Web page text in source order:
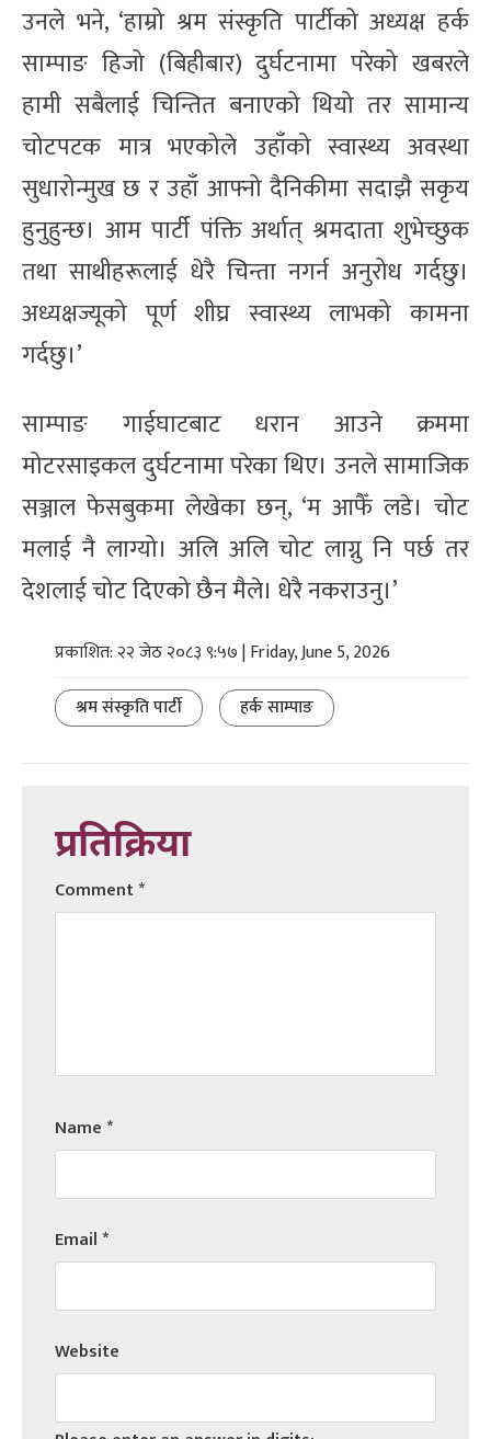
उनले भने, ‘हाम्रो श्रम संस्कृति पार्टीको अध्यक्ष हर्क
साम्पाङ हिजो (बिहीबार) दुर्घटनामा परेको खबरले
हामी सबैलाई चिन्तित बनाएको थियो तर सामान्य
चोटपटक मात्र भएकोले उहाँको स्वास्थ्य अवस्था
सुधारोन्मुख छ र उहाँ आफ्नो दैनिकीमा सदाझै सकृय
हुनुहुन्छ। आम पार्टी पंक्ति अर्थात् श्रमदाता शुभेच्छुक
तथा साथीहरूलाई धेरै चिन्ता नगर्न अनुरोध गर्दछु।
अध्यक्षज्यूको पूर्ण शीघ्र स्वास्थ्य लाभको कामना
गर्दछु।’
साम्पाङ गाईघाटबाट धरान आउने क्रममा
मोटरसाइकल दुर्घटनामा परेका थिए। उनले सामाजिक
सञ्जाल फेसबुकमा लेखेका छन्, ‘म आफैँ लडे। चोट
मलाई नै लाग्यो। अलि अलि चोट लाग्नु नि पर्छ तर
देशलाई चोट दिएको छैन मैले। धेरै नकराउनु।’
प्रकाशित: २२ जेठ २०८३ ९:५७ | Friday, June 5, 2026
श्रम संस्कृति पार्टी
हर्क साम्पाङ
प्रतिक्रिया
Comment*
Name*
Email*
Website